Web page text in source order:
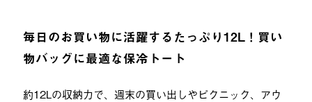
毎日のお買い物に活躍するたっぷり12L！買い
物バッグに最適な保冷トート
約12Lの収納力で、週末の買い出しやピクニック、アウ